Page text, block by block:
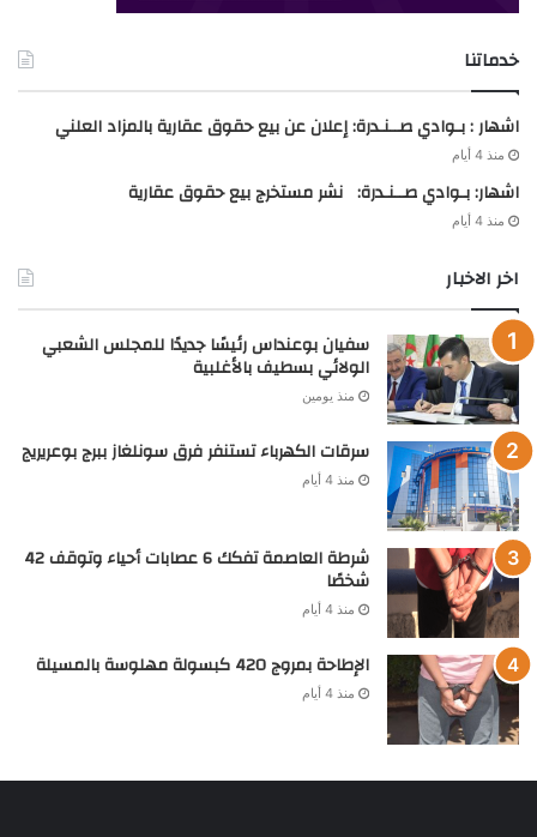
خدماتنا
اشهار : بـوادي صــنـدرة: إعلان عن بيع حقوق عقارية بالمزاد العلني
منذ 4 أيام
اشهار: بـوادي صــنـدرة: نشر مستخرج بيع حقوق عقارية
منذ 4 أيام
اخر الاخبار
سفيان بوعنداس رئيسًا جديدًا للمجلس الشعبي
الولائي بسطيف بالأغلبية
منذ يومين
سرقات الكهرباء تستنفر فرق سونلغاز ببرج بوعريريج
منذ 4 أيام
شرطة العاصمة تفكك 6 عصابات أحياء وتوقف 42
شخصًا
منذ 4 أيام
الإطاحة بمروج 420 كبسولة مهلوسة بالمسيلة
منذ 4 أيام